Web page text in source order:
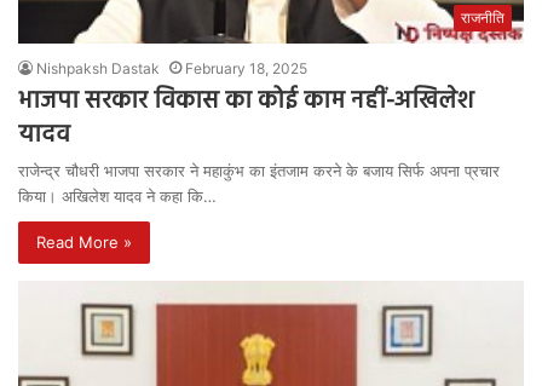
राजनीति
Nishpaksh Dastak February 18, 2025
भाजपा सरकार विकास का कोई काम नहीं-अखिलेश
यादव
राजेन्द्र चौधरी भाजपा सरकार ने महाकुंभ का इंतजाम करने के बजाय सिर्फ अपना प्रचार
किया। अखिलेश यादव ने कहा कि…
Read More »